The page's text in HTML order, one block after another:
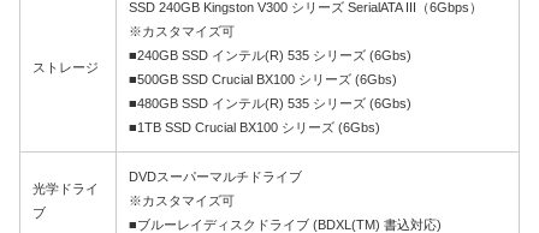
ストレージ
SSD 240GB Kingston V300 シリーズ SerialATA III（6Gbps）
※カスタマイズ可
■240GB SSD インテル(R) 535 シリーズ (6Gbs)
■500GB SSD Crucial BX100 シリーズ (6Gbs)
■480GB SSD インテル(R) 535 シリーズ (6Gbs)
■1TB SSD Crucial BX100 シリーズ (6Gbs)
光学ドライ
ブ
DVDスーパーマルチドライブ
※カスタマイズ可
■ブルーレイディスクドライブ (BDXL(TM) 書込対応)